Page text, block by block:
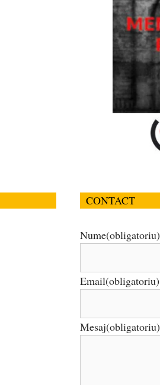
CONTACT
Nume(obligatoriu)
Email(obligatoriu)
Mesaj(obligatoriu)